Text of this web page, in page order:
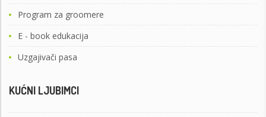
Program za groomere
E - book edukacija
Uzgajivači pasa
KUĆNI LJUBIMCI